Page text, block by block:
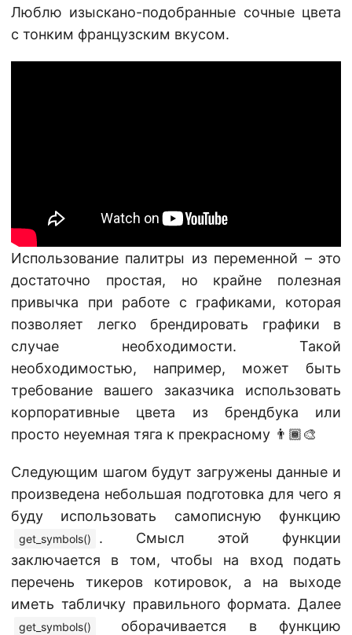
Люблю изыскано-подобранные сочные цвета
с тонким французским вкусом.
Использование палитры из переменной – это
достаточно простая, но крайне полезная
привычка при работе с графиками, которая
позволяет легко брендировать графики в
случае необходимости. Такой
необходимостью, например, может быть
требование вашего заказчика использовать
корпоративные цвета из брендбука или
просто неуемная тяга к прекрасному 👨🏾‍🎨
Следующим шагом будут загружены данные и
произведена небольшая подготовка для чего я
буду использовать самописную функцию
get_symbols()
. Смысл этой функции
заключается в том, чтобы на вход подать
перечень тикеров котировок, а на выходе
иметь табличку правильного формата. Далее
get_symbols() оборачивается в функцию